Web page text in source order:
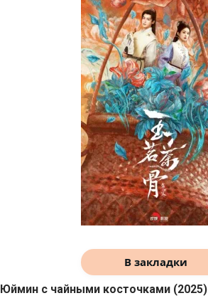
В закладки
Юймин с чайными косточками (2025)